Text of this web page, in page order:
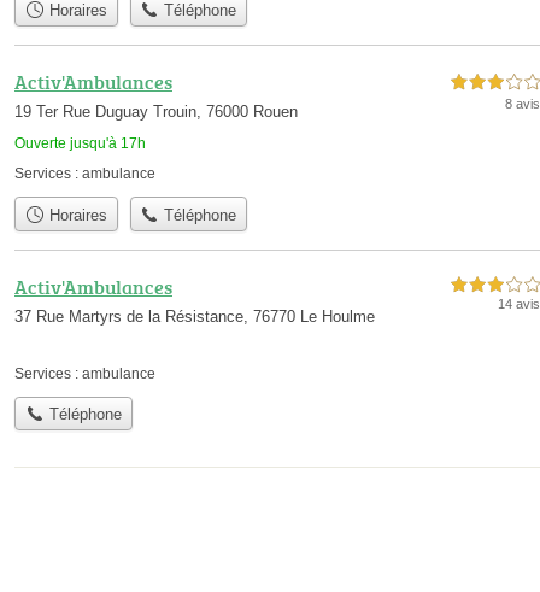
Horaires Téléphone
Activ'Ambulances
19 Ter Rue Duguay Trouin, 76000 Rouen
Ouverte jusqu'à 17h
3,0 étoiles sur 5
8 avis
Services : ambulance
Horaires Téléphone
Activ'Ambulances
37 Rue Martyrs de la Résistance, 76770 Le Houlme
3,0 étoiles sur 5
14 avis
Services : ambulance
Téléphone